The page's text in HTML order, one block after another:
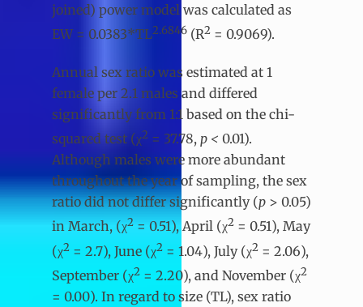
joined) power model was calculated as
EW = 0.0383*TL2.6846 (R2 = 0.9069).
Annual sex ratio was estimated at 1
female per 2.1 males and differed
significantly from 1:1 based on the chi-
squared test (χ2 = 37.78, p < 0.01).
Although males were more abundant
throughout the year of sampling, the sex
ratio did not differ significantly (p > 0.05)
in March, (χ2 = 0.51), April (χ2 = 0.51), May
(χ2 = 2.7), June (χ2 = 1.04), July (χ2 = 2.06),
September (χ2 = 2.20), and November (χ2
= 0.00). In regard to size (TL), sex ratio